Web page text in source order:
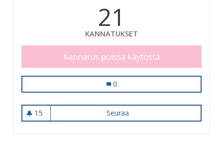
21
KANNATUKSET
Kannatus poissa käytöstä
Sähkökaappien maalaus
0
15
15 seuraajaa
Seuraa